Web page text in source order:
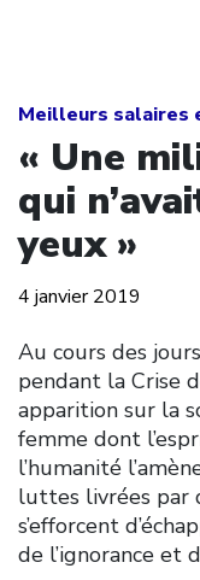
Meilleurs salaires
« Une
qui
yeux »
4 janvier 2019
Au cours des
pendant la Crise
apparition sur la
femme dont
l’humanité
luttes livrées par
s’efforcent
de l’ignorance et